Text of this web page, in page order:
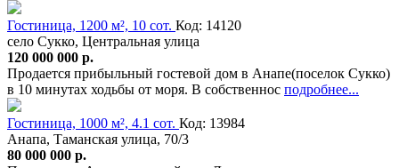
Гостиница, 1200 м², 10 сот. Код: 14120
село Сукко, Центральная улица
120 000 000 р.
Продается прибыльный гостевой дом в Анапе(поселок Сукко)
в 10 минутах ходьбы от моря. В собственнос подробнее...
Гостиница, 1000 м², 4.1 сот. Код: 13984
Анапа, Таманская улица, 70/3
80 000 000 р.